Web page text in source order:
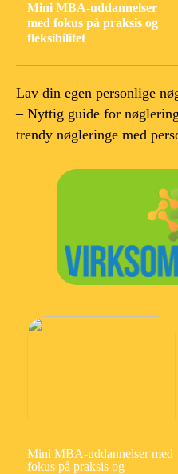
Mini MBA-uddannelser
med fokus på praksis og
fleksibilitet
Lav din egen personlige
– Nyttig guide for
trendy nøgleringe med
Mini MBA-uddannelser med
fokus på praksis og